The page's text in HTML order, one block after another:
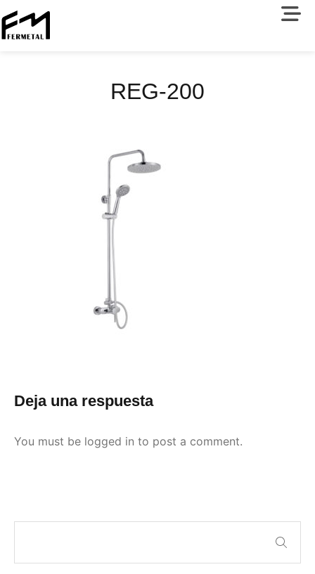
REG-200
Deja una respuesta
You must be logged in to post a comment.